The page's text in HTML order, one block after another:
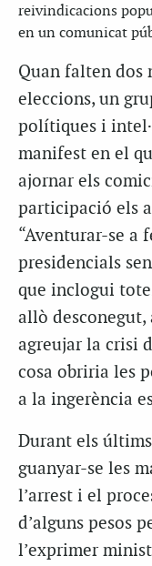
reivindicacions
en un comunicat
Quan falten dos
eleccions, un
polítiques i
manifest en el
ajornar els
participació els
“Aventurar-se a
presidencials
que inclogui
allò
agreujar la crisi
cosa obriria les
a la ingerència
Durant els
guanyar-se les
l’arrest i el
d’alguns pesos
l’exprimer